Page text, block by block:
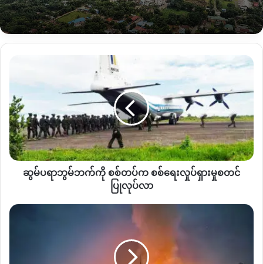
ထွက်ပြေးတိမ်းရှောင်သွားကြတဲ့ တစ်ပတ်ကျော်ခန့်အကြာမှာပဲ အခု
လိုလုပ်ငန်းရှင်တွေကို ခေါ်ယူပြီး တားမြစ်ထားတဲ့နေရာမှာ
စက်ယန္တရားကြီးတွေနဲ့ ရွှေတူးဖော်လိုက်တဲ့ အခြေအနေကို ကြုံတွေ့ရ
ကျနော်တို့ ဒေသခံတွေက တိုက်ပွဲဖြစ်လို့ ထွက်ပြေးသွားကြတယ်။
ရွာထဲမှာ တိုက်ပွဲဖြစ်တာ ဘယ်လောက်မှ မကြာဘူး လုပ်ငန်းရှင်တွေ
ကို ခေါ် ထည့်လိုက်တာ။ အခုက ကမ်းပါးပတ်ပတ်လည်မှာ တူးဖော်
နေကြသေးတာ။ ရွာရဲ့ အထက်ပိုင်း အောက်ပိုင်း အကုန်တူးစားလိုက်
ပြီ။ ဒါပေမယ့် ဒေသခံတွေ အဲဒီနေရာက ရွာထိခိုက်လာနိုင်တဲ့
အတွက် ရွှေမတူးဖော်ဖို့ တားမြစ်ထားတာဖြစ်တယ်”လို့ပြောပါတယ်။
ဒေသခံပြည်သူတွေဟာ တိုက်ပွဲကြောင့် တောတွင်းနေရာတွေမှာ ခက်
ထားတဲ့သူတွေက ကျေးရွာပျက်စီးလာနိုင်တဲ့အထိ လုပ်ဆောင်နေ
တာကြောင့် အလွန်စိတ်မကောင်းဖြစ်ရတယ်လို့ ဆက်ဆိုပါတယ်။
ရွှေတူးဖော်နေတဲ့ ကမ်းပါးရဲ့ ရွာဘက်ခြမ်းမှာ ပြည်သူလူထုတွေရဲ့
ရာ
ဘွ
မ်
ဘက်
ကို
စစ်တပ်
လှုပ်ရှားမှု
ဆွမ်ပရာဘွမ်ဘက်ကို စစ်တပ်က စစ်ရေးလှုပ်ရှားမှုစတင်
ပြုလုပ်လာ
ဖား